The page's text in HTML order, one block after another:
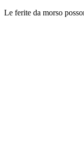
Le ferite da morso